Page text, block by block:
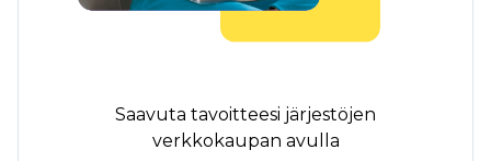
Saavuta tavoitteesi järjestöjen
verkkokaupan avulla